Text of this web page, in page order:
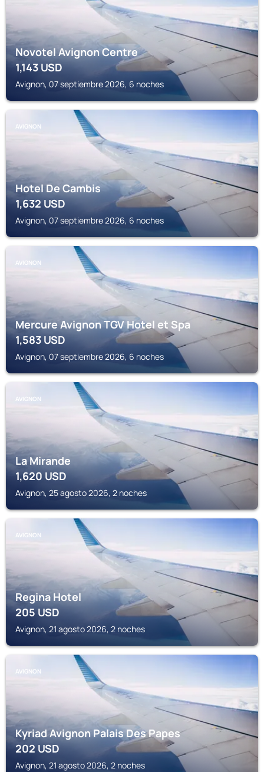
Novotel Avignon Centre
1,143USD
Avignon, 07 septiembre 2026, 6 noches
AVIGNON
Hotel De Cambis
1,632 USD
Avignon, 07 septiembre 2026, 6 noches
AVIGNON
Mercure Avignon TGV Hotel et Spa
1,583USD
Avignon, 07 septiembre 2026, 6 noches
AVIGNON
La Mirande
1,620 USD
Avignon, 25 agosto 2026, 2 noches
AVIGNON
Regina Hotel
205USD
Avignon, 21 agosto 2026, 2 noches
AVIGNON
Kyriad Avignon Palais Des Papes
202USD
Avignon, 21 agosto 2026, 2 noches